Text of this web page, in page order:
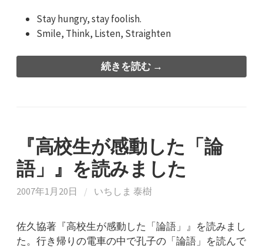
Stay hungry, stay foolish.
Smile, Think, Listen, Straighten
続きを読む →
『高校生が感動した「論
語」』を読みました
2007年1月20日 / いちしま 泰樹
佐久協著『高校生が感動した「論語」』を読みまし
た。行き帰りの電車の中で孔子の「論語」を読んで